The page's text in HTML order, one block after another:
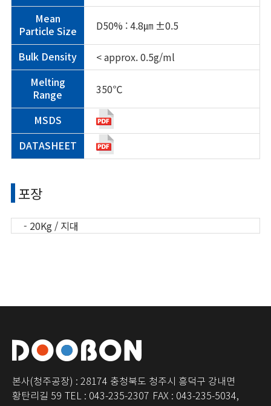
Mean
Particle Size
D50% : 4.8㎛ ±0.5
Bulk Density < approx. 0.5g/ml
Melting
Range
350℃
MSDS
DATASHEET
포장
- 20Kg / 지대
본사(청주공장) : 28174 충청북도 청주시 흥덕구 강내면
황탄리길 59 TEL : 043-235-2307 FAX : 043-235-5034,